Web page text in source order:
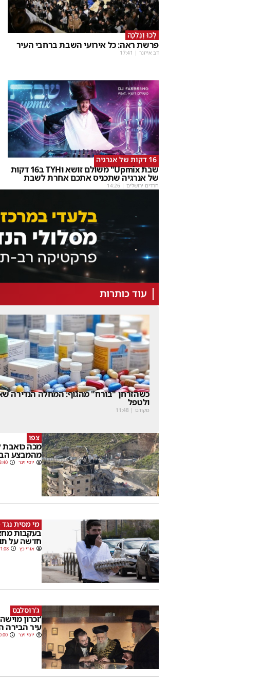
לְכוּ וְנֵלְכָה
פרשת ראה: כל אירועי השבת ברחבי העיר
דב אייזנר |
17:41
16 דקות של אנרגיה
שבת Upmix" משולם זושא וTYH ב16 דקות
של אנרגיה שתכניס אתכם אחרת לשבת
חרדים ירושלים |
14:26
עוד כותרות
כשהזרחן "בורח" מהגוף: המחלה הנדירה
ולטפל
מקודם |
11:48
צפו
מכה כואבת
מהמבצע
יוסי וינר
מי מסית נגד
בעקבות
חדשה על
אורי כץ
ג'רוסלבס
'זכרון
עיר הבירה
יוסי וינר